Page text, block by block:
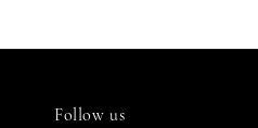
Follow us